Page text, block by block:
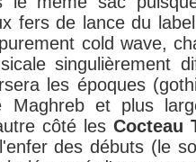
fers de lance du
cold wave,
singulièrement
les époques
Maghreb et plus
côté les Cocteau
des débuts (le